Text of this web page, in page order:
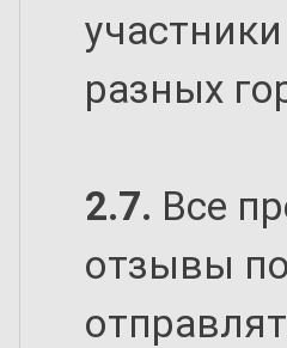
разных
2.7. Все
отзывы